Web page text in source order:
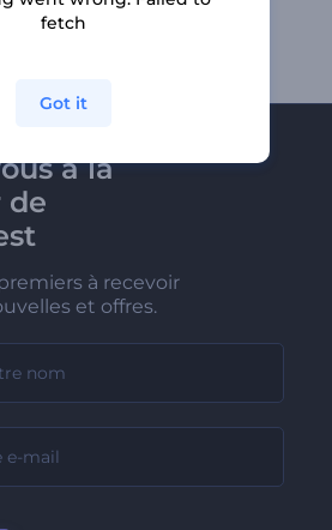
à la
de
à recevoir
et offres.
fetch
Got it